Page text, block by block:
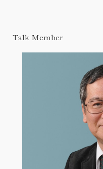
Talk Member